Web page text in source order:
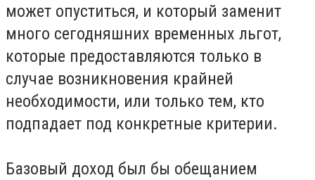
может опуститься, и который заменит
много сегодняшних временных льгот,
которые предоставляются только в
случае возникновения крайней
необходимости, или только тем, кто
подпадает под конкретные критерии.
Базовый доход был бы обещанием